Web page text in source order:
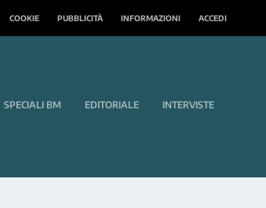
COOKIE PUBBLICITÀ INFORMAZIONI ACCEDI
SPECIALI BM EDITORIALE INTERVISTE